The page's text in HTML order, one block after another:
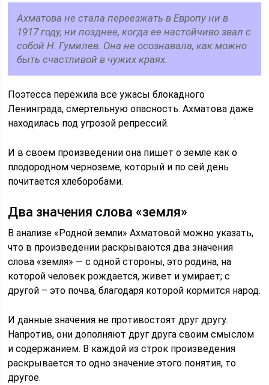
Ахматова не стала переезжать в Европу ни в
1917 году, ни позднее, когда ее настойчиво звал с
собой Н. Гумилев. Она не осознавала, как можно
быть счастливой в чужих краях.
Поэтесса пережила все ужасы блокадного
Ленинграда, смертельную опасность. Ахматова даже
находилась под угрозой репрессий.
И в своем произведении она пишет о земле как о
плодородном черноземе, который и по сей день
почитается хлеборобами.
Два значения слова «земля»
В анализе «Родной земли» Ахматовой можно указать,
что в произведении раскрываются два значения
слова «земля» — с одной стороны, это родина, на
которой человек рождается, живет и умирает; с
другой – это почва, благодаря которой кормится народ.
И данные значения не противостоят друг другу.
Напротив, они дополняют друг друга своим смыслом
и содержанием. В каждой из строк произведения
раскрывается то одно значение этого понятия, то
другое.